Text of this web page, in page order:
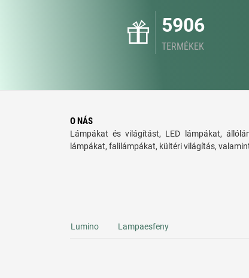
5906
TERMÉKEK
O NÁS
Lámpákat és világítást, LED lámpákat,
lámpákat, falilámpákat, kültéri világítás,
Lumino Lampaesfeny